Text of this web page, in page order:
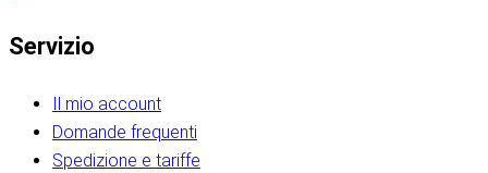
Servizio
Il mio account
Domande frequenti
Spedizione e tariffe